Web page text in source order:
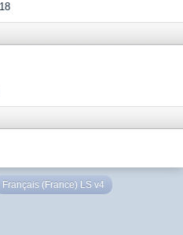
Français (France) LS v4